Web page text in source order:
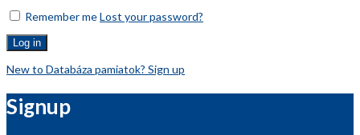
Remember meLost your password?
Log in
New to Databáza pamiatok? Sign up
Signup